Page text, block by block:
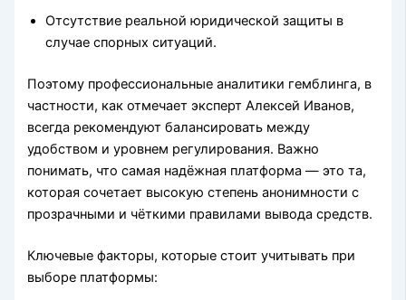
Отсутствие реальной юридической защиты в
случае спорных ситуаций.
Поэтому профессиональные аналитики гемблинга, в
частности, как отмечает эксперт Алексей Иванов,
всегда рекомендуют балансировать между
удобством и уровнем регулирования. Важно
понимать, что самая надёжная платформа — это та,
которая сочетает высокую степень анонимности с
прозрачными и чёткими правилами вывода средств.
Ключевые факторы, которые стоит учитывать при
выборе платформы: